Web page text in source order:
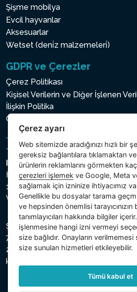
Şişme mobilya
Evcil hayvanlar
Aksesuarlar
Wetset (deni̇z malzemeleri̇)
GDPR ve Çerezler
Çerez Politikası
Kişisel Verilerin ve Diğer İşlenen
İlişkin Politika
Çerez ayarı
Intex Trading, s.r.o.
Hradecká 2526/3
130 00 Praha 3
Vinohrady - Česká republika
Şirket, Prag Şehir Mahkemesi
74759 numaralı dosya altında, Vergi
26150808 ve KDV Numarası (DIČ)
kayıtlıdır.
Çerez ayarı
Web sitemizde aradığınızı hızlı bir
gereksiz bağlantılara tıklamaktan
ürünlerin reklamlarını görmekten
çerezleri işlemek ve Google, Meta
sağlamak için izninize ihtiyacımız
Genellikle bu dosyalar tarama
ve hepsinden önemlisi tarayıcınızın
tanımlayıcıları hakkında bilgiler
işlenmesine hangi izni vermeyi
size bağlıdır. Onayların
size sunulan hizmetleri etkileyebilir.
Tümü kabul et